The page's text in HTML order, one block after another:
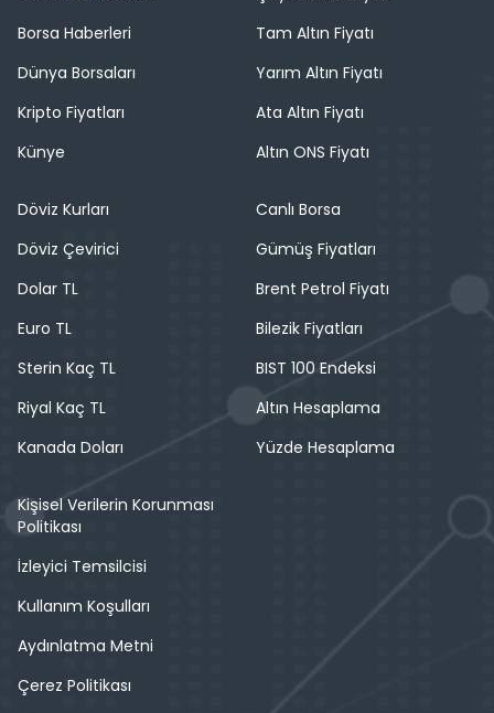
Borsa Haberleri
Dünya Borsaları
Kripto Fiyatları
Künye
Tam Altın Fiyatı
Yarım Altın Fiyatı
Ata Altın Fiyatı
Altın ONS Fiyatı
Döviz Kurları
Döviz Çevirici
Dolar TL
Euro TL
Sterin Kaç TL
Riyal Kaç TL
Kanada Doları
Canlı Borsa
Gümüş Fiyatları
Brent Petrol Fiyatı
Bilezik Fiyatları
BIST 100 Endeksi
Altın Hesaplama
Yüzde Hesaplama
Kişisel Verilerin Korunması
Politikası
İzleyici Temsilcisi
Kullanım Koşulları
Aydınlatma Metni
Çerez Politikası